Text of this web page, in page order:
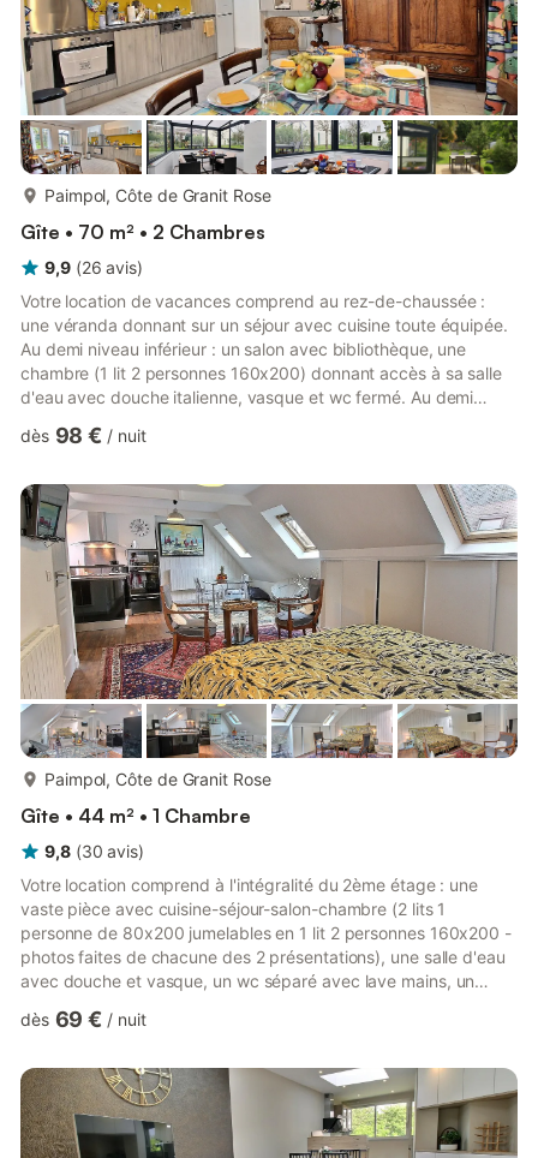
Paimpol, Côte de Granit Rose
Gîte • 70 m² • 2 Chambres
9,9 (26 avis)
Votre location de vacances comprend au rez-de-chaussée :
une véranda donnant sur un séjour avec cuisine toute équipée.
Au demi niveau inférieur : un salon avec bibliothèque, une
chambre (1 lit 2 personnes 160x200) donnant accès à sa salle
d'eau avec douche italienne, vasque et wc fermé. Au demi
80x200 pouvant se jumeler) donnant accès à sa salle d'eau
les 2 chambres ne sont pas au même niveau. Une télévision par
internet donc multichaînes en bas et une télévision sur TNT S...
dès 98 € / nuit
Paimpol, Côte de Granit Rose
Gîte • 44 m² • 1 Chambre
9,8 (30 avis)
Votre location comprend à l'intégralité du 2ème étage : une
vaste pièce avec cuisine-séjour-salon-chambre (2 lits 1
personne de 80x200 jumelables en 1 lit 2 personnes 160x200 -
photos faites de chacune des 2 présentations), une salle d'eau
avec douche et vasque, un wc séparé avec lave mains, un
en commun avec les propriétaires dans leur buanderie du rez
piétonne, parking public Place de Verdun à 50 m. Locations du
DIMANCHE au DIMANCHE. Les propriétaires disposent d'u...
dès 69 € / nuit